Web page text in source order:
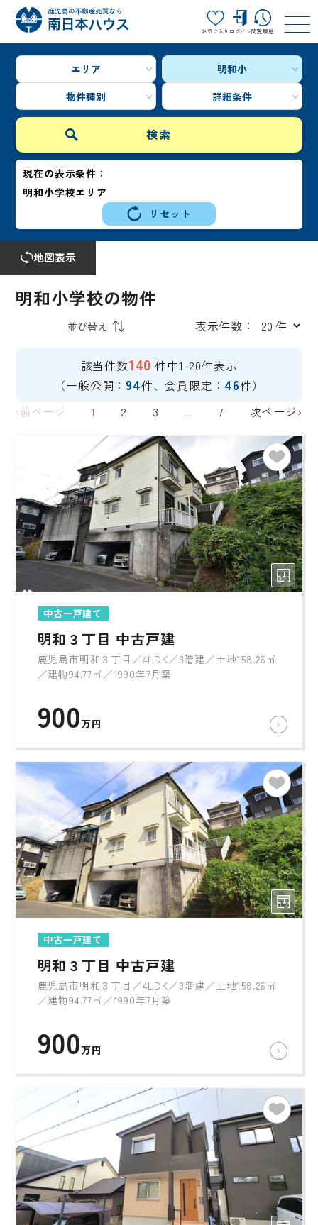
お気に入り ログイン閲覧履歴
エリア
明和小
物件種別
詳細条件
現在の表示条件：
明和小学校エリア
リセット
地図表示
明和小学校の物件
表示件数：
該当件数140 件中1-20件表示
（一般公開： 94件、会員限定： 46件）
‹前ページ
1 2 3 ... 7 次ページ›
中古一戸建て
明和３丁目 中古戸建
鹿児島市明和３丁目／4LDK／3階建／土地158.26㎡
／建物94.77㎡／1990年7月築
900万円
中古一戸建て
明和３丁目 中古戸建
鹿児島市明和３丁目／4LDK／3階建／土地158.26㎡
／建物94.77㎡／1990年7月築
900万円